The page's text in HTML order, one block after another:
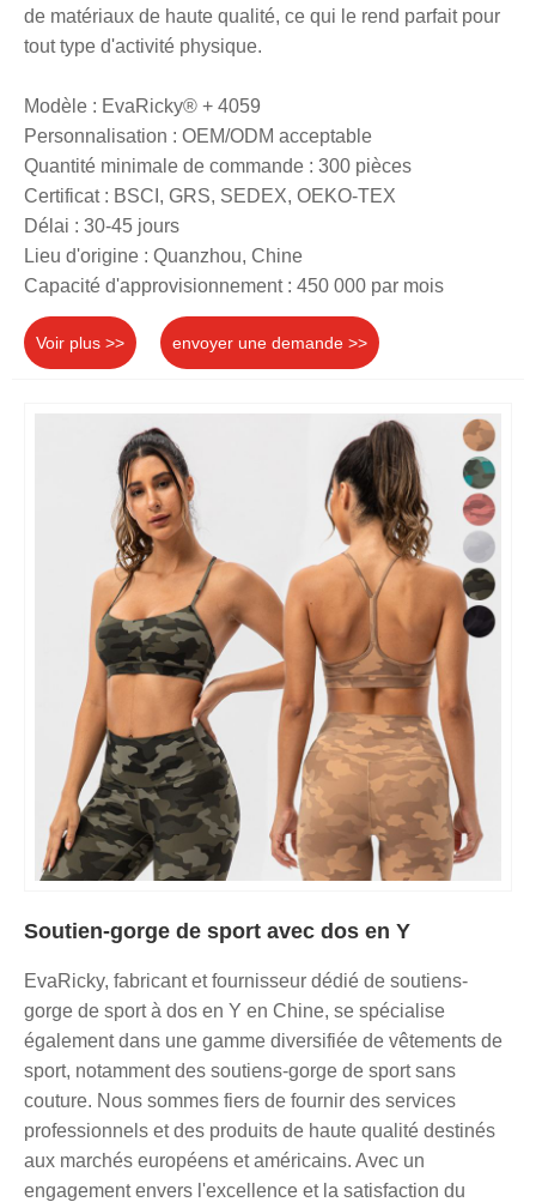
de matériaux de haute qualité, ce qui le rend parfait pour
tout type d'activité physique.
Modèle : EvaRicky® + 4059
Personnalisation : OEM/ODM acceptable
Quantité minimale de commande : 300 pièces
Certificat : BSCI, GRS, SEDEX, OEKO-TEX
Délai : 30-45 jours
Lieu d'origine : Quanzhou, Chine
Capacité d'approvisionnement : 450 000 par mois
Voir plus >> envoyer une demande >>
Soutien-gorge de sport avec dos en Y
EvaRicky, fabricant et fournisseur dédié de soutiens-
gorge de sport à dos en Y en Chine, se spécialise
également dans une gamme diversifiée de vêtements de
sport, notamment des soutiens-gorge de sport sans
couture. Nous sommes fiers de fournir des services
professionnels et des produits de haute qualité destinés
aux marchés européens et américains. Avec un
engagement envers l'excellence et la satisfaction du